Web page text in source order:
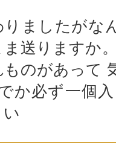
ましたがな
送りますか
のがあって
か必ず一個